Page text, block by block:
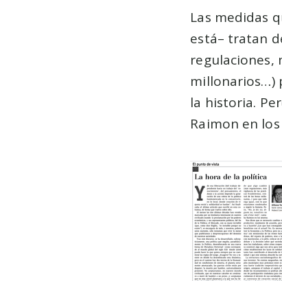
Las medidas
está– tratan
regulaciones,
millonarios…)
la historia.
Raimon en